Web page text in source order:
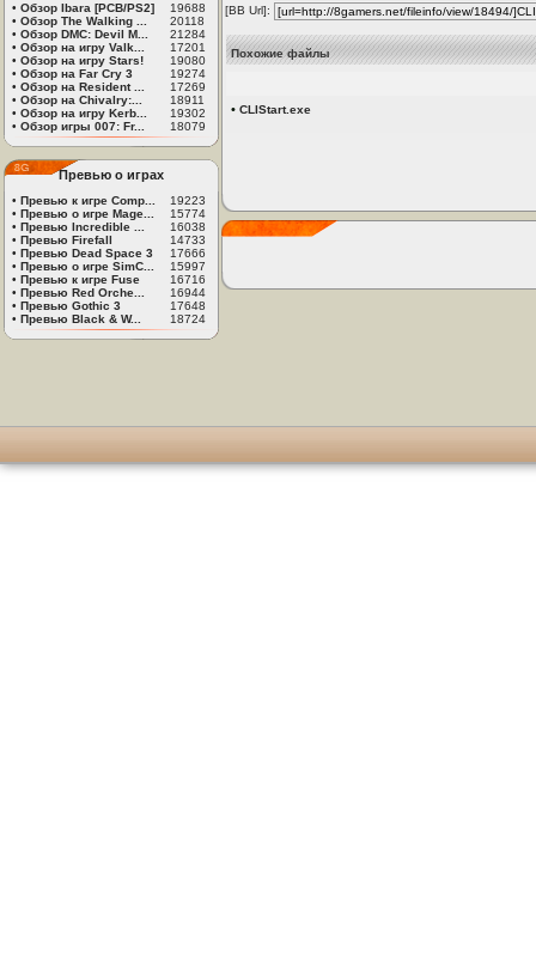
• Обзор Ibara [PCB/PS2]
19688
• Обзор The Walking ...
20118
• Обзор DMC: Devil M...
21284
• Обзор на игру Valk...
17201
• Обзор на игру Stars!
19080
• Обзор на Far Cry 3
19274
• Обзор на Resident ...
17269
• Обзор на Chivalry:...
18911
• Обзор на игру Kerb...
19302
• Обзор игры 007: Fr... 18079
Превью о играх
• Превью к игре Comp...
19223
• Превью о игре Mage...
15774
• Превью Incredible ...
16038
• Превью Firefall
14733
• Превью Dead Space 3
17666
• Превью о игре SimC...
15997
• Превью к игре Fuse
16716
• Превью Red Orche...
16944
• Превью Gothic 3
17648
• Превью Black & W... 18724
[BB Url]:
Похожие файлы
• CLIStart.exe